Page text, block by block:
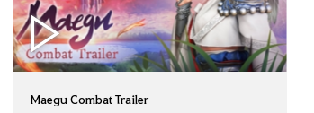
Maegu Combat Trailer